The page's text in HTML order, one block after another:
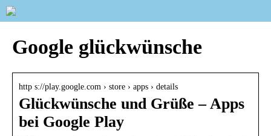
Google glückwünsche
http s://play.google.com › store › apps › details
Glückwünsche und Grüße – Apps
bei Google Play